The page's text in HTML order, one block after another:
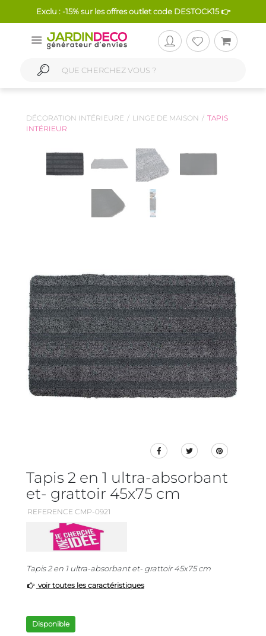
Exclu : -15% sur les offres outlet code DESTOCK15 👉
DÉCORATION INTÉRIEURE LINGE DE MAISON
TAPIS
INTÉRIEUR
Tapis 2 en 1 ultra-absorbant
et- grattoir 45x75 cm
REFERENCE CMP-0921
Tapis 2 en 1 ultra-absorbant et- grattoir 45x75 cm
voir toutes les caractéristiques
Disponible